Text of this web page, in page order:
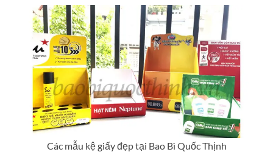
Các mẫu kệ giấy đẹp tại Bao Bì Quốc Thịnh